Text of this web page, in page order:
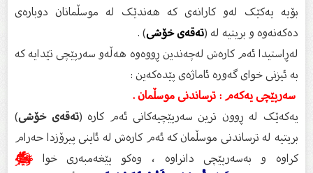
بۆیە یەکێک لەو کارانەی کە هەندێک لە موسڵمانان دوبارەی
دەکەنەوە و بریتیە لە (تەقەی خۆشی) .
لەڕاستیدا ئەم کارەش لەچەندین ڕووەوە هەڵەو سەرپێچی تێدایە کە
بە ئیزنی خوای گەورە ئاماژەی پێدەکەین :
سەرپێچی یەکەم : ترساندنی موسڵمان .
یەکەێک لە ڕوون ترین سەرپێچیەکانی ئەم کارە (تەقەی خۆشی)
بریتیە لە ترساندنی موسڵمان کە ئەم کارەش لە ئاینی پیرۆزدا حەرام
کراوە و بەسەرپێچی دانراوە ، وەکو پێغەمبەری خواﷺ